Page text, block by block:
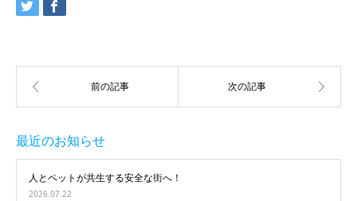
最近のお知らせ
人とペットが共生する安全な街へ！
2026.07.22